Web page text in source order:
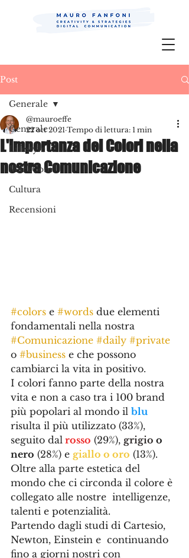
Mauro Fanfoni MarkCom; Editor;
Post
Generale
Lifestyle
MarkCom
Cultura
Recensioni
Generale
L'importanza dei Colori nella
nostra Comunicazione
@mauroeffe
22 ott 2021 Tempo di lettura: 1 min
#colors e #words due elementi
fondamentali nella nostra
#Comunicazione #daily #private
o #business e che possono
cambiarci la vita in positivo.
I colori fanno parte della nostra
vita e non a caso tra i 100 brand
più popolari al mondo il blu
risulta il più utilizzato (33%),
seguito dal rosso (29%), grigio o
nero (28%) e giallo o oro (13%).
Oltre alla parte estetica del
mondo che ci circonda il colore è
collegato alle nostre  intelligenze,
talenti e potenzialità.
Partendo dagli studi di Cartesio,
Newton, Einstein e  continuando
fino a giorni nostri con